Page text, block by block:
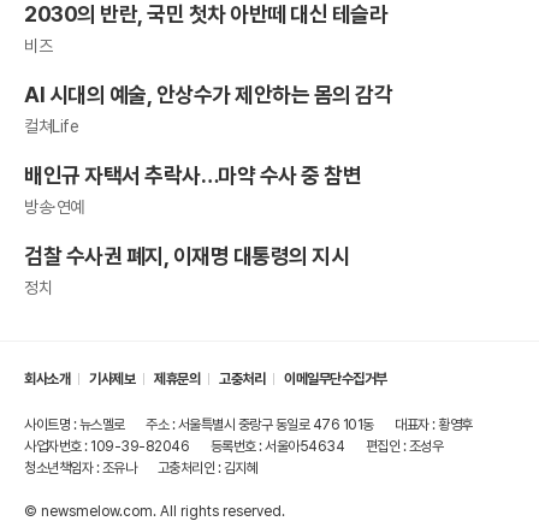
2030의 반란, 국민 첫차 아반떼 대신 테슬라
비즈
AI 시대의 예술, 안상수가 제안하는 몸의 감각
컬쳐Life
배인규 자택서 추락사…마약 수사 중 참변
방송·연예
검찰 수사권 폐지, 이재명 대통령의 지시
정치
회사소개 기사제보 제휴문의 고충처리 이메일무단수집거부
사이트명 : 뉴스멜로 주소 : 서울특별시 중랑구 동일로 476 101동
대표자 : 황영후
사업자번호 : 109-39-82046
등록번호 : 서울아54634
편집인 : 조성우
청소년책임자 : 조유나
고충처리인 : 김지혜
© newsmelow.com. All rights reserved.